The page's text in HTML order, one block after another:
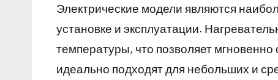
Электрические модели являются
установке и эксплуатации.
температуры, что позволяет
идеально подходят для небольших и